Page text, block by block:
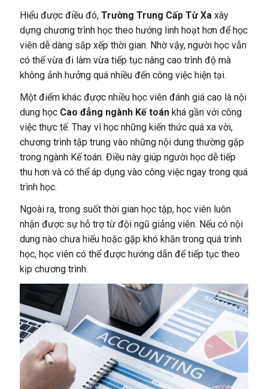
Hiểu được điều đó,Trường Trung Cấp Từ Xaxây
dựng chương trình học theo hướng linh hoạt hơn để học
viên dễ dàng sắp xếp thời gian. Nhờ vậy, người học vẫn
có thể vừa đi làm vừa tiếp tục nâng cao trình độ mà
không ảnh hưởng quá nhiều đến công việc hiện tại.
Một điểm khác được nhiều học viên đánh giá cao là nội
dung học Cao đẳng ngành Kế toánkhá gần với công
việc thực tế. Thay vì học những kiến thức quá xa vời,
chương trình tập trung vào những nội dung thường gặp
trong ngành Kế toán. Điều này giúp người học dễ tiếp
thu hơn và có thể áp dụng vào công việc ngay trong quá
trình học.
Ngoài ra, trong suốt thời gian học tập, học viên luôn
nhận được sự hỗ trợ từ đội ngũ giảng viên. Nếu có nội
dung nào chưa hiểu hoặc gặp khó khăn trong quá trình
học, học viên có thể được hướng dẫn để tiếp tục theo
kịp chương trình.